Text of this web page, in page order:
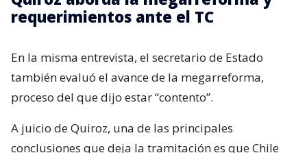
requerimientos ante el TC
En la misma entrevista, el secretario de Estado
también evaluó el avance de la megarreforma,
proceso del que dijo estar “contento”.
A juicio de Quiroz, una de las principales
conclusiones que deja la tramitación es que Chile